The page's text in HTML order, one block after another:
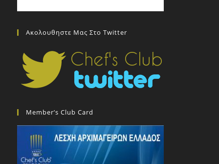
Ακολουθηστε Μας Στο Twitter
Member’s Club Card